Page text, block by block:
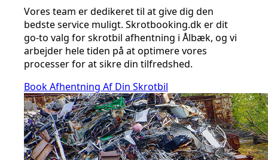
Vores team er dedikeret til at give dig den
bedste service muligt. Skrotbooking.dk er dit
go-to valg for skrotbil afhentning i Ålbæk, og vi
arbejder hele tiden på at optimere vores
processer for at sikre din tilfredshed.
Book Afhentning Af Din Skrotbil